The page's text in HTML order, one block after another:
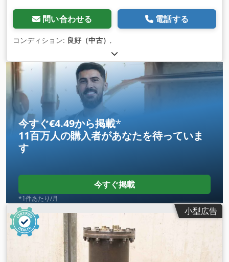
問い合わせる 電話する
コンディション: 良好（中古） ,
今すぐ€4.49から掲載*
11百万人の購入者があなたを待っていま
す
今すぐ掲載
*1件あたり/月
小型広告